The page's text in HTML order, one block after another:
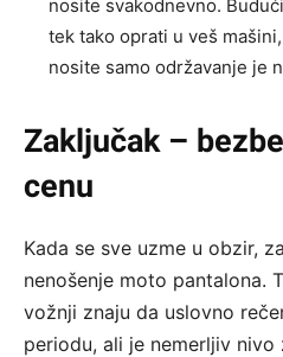
nosite svakodnevno.
tek tako oprati u veš
nosite samo održavanje je
Zaključak –
cenu
Kada se sve uzme u obzir,
nenošenje moto pantalona.
vožnji znaju da uslovno
periodu, ali je nemerljiv